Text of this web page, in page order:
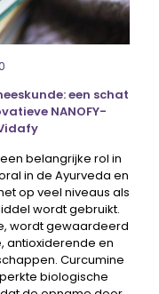
een schat
NANOFY-
belangrijke rol in
in de Ayurveda en
op veel niveaus als
wordt gebruikt.
wordt gewaardeerd
antioxiderende en
Curcumine
biologische